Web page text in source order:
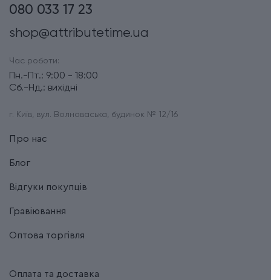
080 033 17 23
shop@attributetime.ua
Час роботи:
Пн.-Пт.: 9:00 - 18:00
Сб.-Нд.: вихідні
г. Київ, вул. Волноваська, будинок № 12/16
Про нас
Блог
Відгуки покупців
Гравіювання
Оптова торгівля
Оплата та доставка